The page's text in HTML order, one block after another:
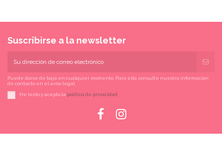
Suscribirse a la newsletter
Puede darse de baja en cualquier momento. Para ello, consulte nuestra información
de contacto en el aviso legal.
He leído y acepto la política de privacidad